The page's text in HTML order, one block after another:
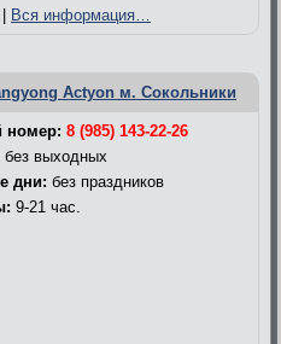
Вся информация…
Actyon м. Сокольники
номер: 8 (985) 143-22-26
без выходных
дни: без праздников
9-21 час.